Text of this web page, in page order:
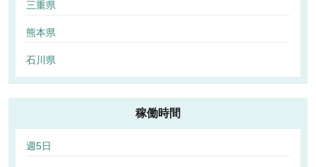
三重県
熊本県
石川県
稼働時間
週5日